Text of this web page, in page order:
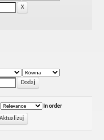
In order